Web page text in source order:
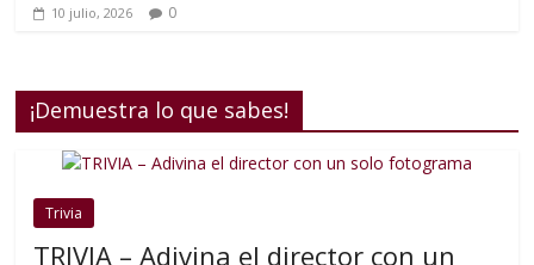
10 julio, 2026 0
¡Demuestra lo que sabes!
Trivia
TRIVIA – Adivina el director con un